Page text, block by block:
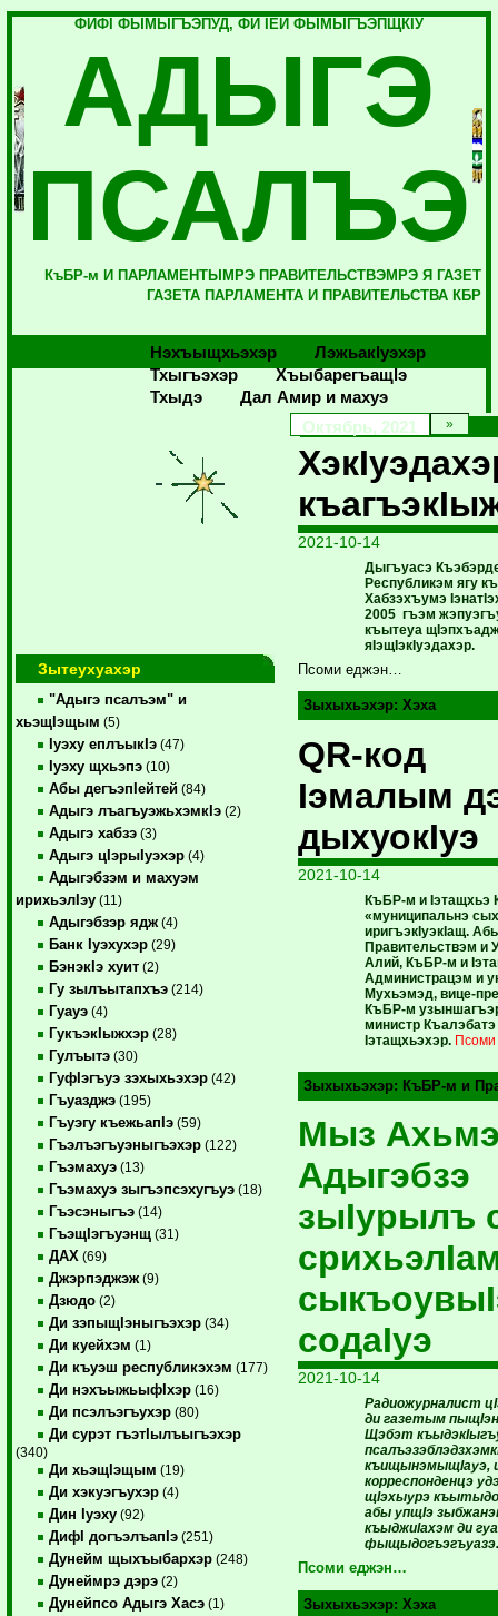
ФИФI ФЫМЫГЪЭПУД, ФИ IЕЙ ФЫМЫГЪЭПЩКIУ
АДЫГЭ
ПСАЛЪЭ
КъБР-м И ПАРЛАМЕНТЫМРЭ ПРАВИТЕЛЬСТВЭМРЭ Я ГАЗЕТ
ГАЗЕТА ПАРЛАМЕНТА И ПРАВИТЕЛЬСТВА КБР
Нэхъыщхьэхэр
Лэжьакlуэхэр
Тхыгъэхэр
Хъыбарегъащlэ
Тхыдэ
Дал Амир и махуэ
Зытеухуахэр
"Адыгэ псалъэм" и
хьэщIэщым (5)
Iуэху еплъыкIэ (47)
Iуэху щхьэпэ (10)
Абы дегъэпIейтей (84)
Адыгэ лъагъуэжьхэмкIэ (2)
Адыгэ хабзэ (3)
Адыгэ цIэрыIуэхэр (4)
Адыгэбзэм и махуэм
ирихьэлIэу (11)
Адыгэбзэр ядж (4)
Банк Iуэхухэр (29)
БэнэкIэ хуит (2)
Гу зылъытапхъэ (214)
Гуауэ (4)
ГукъэкIыжхэр (28)
Гулъытэ (30)
ГуфIэгъуэ зэхыхьэхэр (42)
Гъуазджэ (195)
Гъуэгу къежьапIэ (59)
Гъэлъэгъуэныгъэхэр (122)
Гъэмахуэ (13)
Гъэмахуэ зыгъэпсэхугъуэ (18)
Гъэсэныгъэ (14)
ГъэщIэгъуэнщ (31)
ДАХ (69)
Джэрпэджэж (9)
Дзюдо (2)
Ди зэпыщIэныгъэхэр (34)
Ди куейхэм (1)
Ди къуэш республикэхэм (177)
Ди нэхъыжьыфIхэр (16)
Ди псэлъэгъухэр (80)
Ди сурэт гъэтIылъыгъэхэр
(340)
Ди хьэщIэщым (19)
Ди хэкуэгъухэр (4)
Дин Iуэху (92)
ДифI догъэлъапIэ (251)
Дунейм щыхъыбархэр (248)
Дунеймрэ дэрэ (2)
Дунейпсо Адыгэ Хасэ (1)
Октябрь, 2021
2021-10-14
Дыгъуасэ
Республикэм ягу
Хабзэхъумэ
2005 гъэм
къытеуа
яIэщIэкIуэдахэр.
Псоми еджэн…
Зыхыхьэхэр:Хэха
QR-код
Iэмалым
дыхуокIуэ
2021-10-14
КъБР-м и Iэтащхьэ
«муниципальнэ
иригъэкIуэкIащ.
Правительствэм и
Алий, КъБР-м и
Администрацэм и
Мухьэмэд, вице-
КъБР-м
министр
Iэтащхьэхэр.
Зыхыхьэхэр: КъБР-м и
Мыз
Адыгэбзэ
зыIурылъ
содаIуэ
2021-10-14
Радиожурналист
ди газетым
Щэбэт
къищынэмыщIауэ,
корреспонденцэ
щIэхыурэ
абы упщIэ
къыджиIахэм ди
Псоми еджэн…
Зыхыхьэхэр:Хэха